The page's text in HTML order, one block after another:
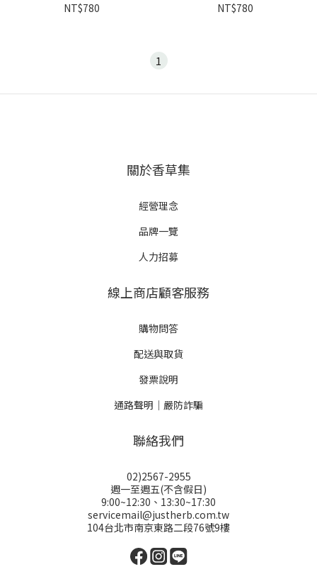
NT$780
NT$780
1
關於香草集
經營理念
品牌一覽
人力招募
線上商店顧客服務
購物問答
配送與取貨
發票說明
通路聲明｜嚴防詐騙
聯絡我們
02)2567-2955
週一至週五(不含假日)
9:00~12:30、13:30~17:30
servicemail@justherb.com.tw
104台北市南京東路二段76號9樓